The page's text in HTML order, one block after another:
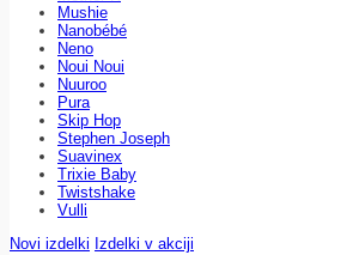
Mushie
Nanobébé
Neno
Noui Noui
Nuuroo
Pura
Skip Hop
Stephen Joseph
Suavinex
Trixie Baby
Twistshake
Vulli
Novi izdelki Izdelki v akciji